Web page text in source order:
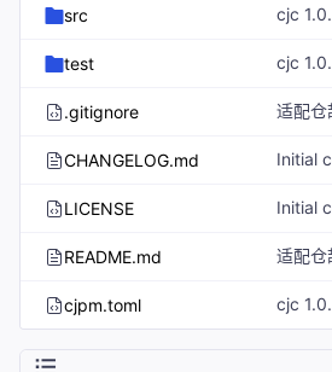
src
test
.gitignore 适配仓
CHANGELOG.md Initial
LICENSE Initial
README.md 适配仓
cjpm.toml